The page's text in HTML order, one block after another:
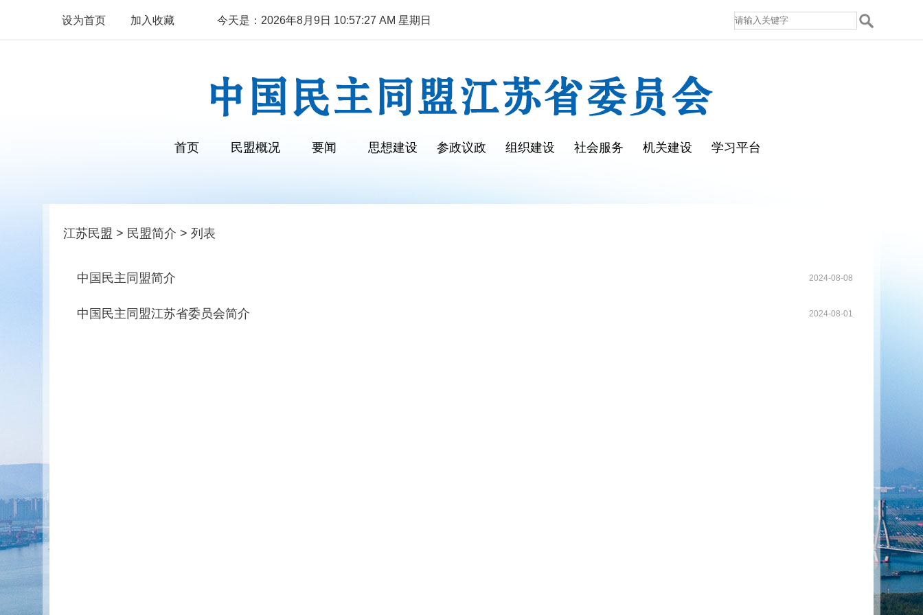
设为首页 加入收藏 今天是：2026年8月9日 10:57:27 AM 星期日
首页 民盟概况 要闻 思想建设 参政议政 组织建设 社会服务 机关建设 学习平台
江苏民盟 > 民盟简介 > 列表
2024-08-08
中国民主同盟简介
2024-08-01
中国民主同盟江苏省委员会简介